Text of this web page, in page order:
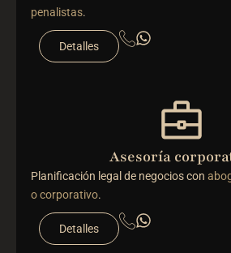
penalistas.
Detalles
Asesoría
Planificación legal de negocios con
o corporativo.
Detalles